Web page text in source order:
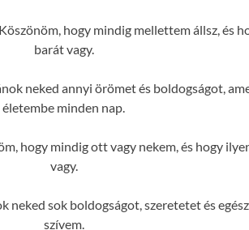
hogy mindig mellettem állsz, és
barát vagy.
neked annyi örömet és boldogságot,
életembe minden nap.
hogy mindig ott vagy nekem, és hogy
vagy.
sok boldogságot, szeretetet és
szívem.